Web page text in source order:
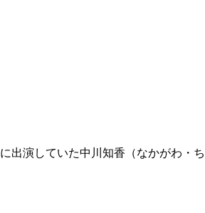
出演していた中川知香（なかがわ・